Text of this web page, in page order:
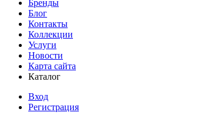
Бренды
Блог
Контакты
Коллекции
Услуги
Новости
Карта сайта
Каталог
Вход
Регистрация